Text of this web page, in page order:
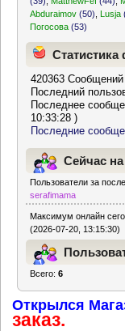
Abduraimov (50) Lusja
Погосова (53)
420363
Последний
Последнее
10:33:28 )
Последние
Сейчас
Пользователи за
serafimama
Максимум онлайн
(2026-07-20, 13:15:30)
Всего:6
Открылся
заказ.